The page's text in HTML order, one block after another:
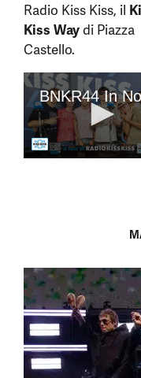
Radio Kiss Kiss, il
Kiss Waydi Piazza
Castello.